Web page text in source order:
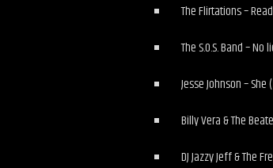
The Flirtations –
The S.O.S. Band – No
Jesse Johnson –
Billy Vera & The
DJ Jazzy Jeff & The